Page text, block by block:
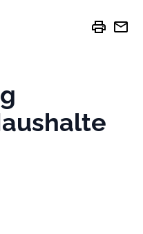
print mail